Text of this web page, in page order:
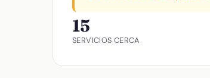
15
SERVICIOS CERCA